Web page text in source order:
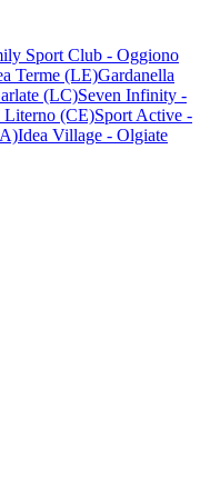
Sport Club - Oggiono
Terme (LE)Gardanella
(LC)Seven Infinity -
Literno (CE)Sport Active -
Idea Village - Olgiate